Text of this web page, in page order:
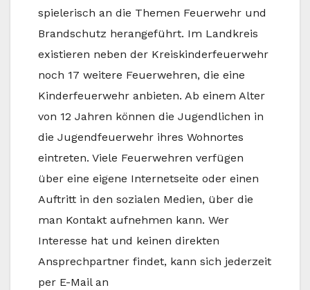
spielerisch an die Themen Feuerwehr und
Brandschutz herangeführt. Im Landkreis
existieren neben der Kreiskinderfeuerwehr
noch 17 weitere Feuerwehren, die eine
Kinderfeuerwehr anbieten. Ab einem Alter
von 12 Jahren können die Jugendlichen in
die Jugendfeuerwehr ihres Wohnortes
eintreten. Viele Feuerwehren verfügen
über eine eigene Internetseite oder einen
Auftritt in den sozialen Medien, über die
man Kontakt aufnehmen kann. Wer
Interesse hat und keinen direkten
Ansprechpartner findet, kann sich jederzeit
per E-Mail an